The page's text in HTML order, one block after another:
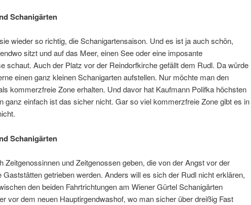
Schanigärten
wieder so richtig, die Schanigartensaison. Und es ist ja auch schön,
sitzt und auf das Meer, einen See oder eine imposante
schaut. Auch der Platz vor der Reindorfkirche gefällt dem Rudl. Da würde
einen ganz kleinen Schanigarten aufstellen. Nur möchte man den
kommerzfreie Zone erhalten. Und davor hat Kaufmann Polifka höchsten
ganz einfach ist das sicher nicht. Gar so viel kommerzfreie Zone gibt es in
Schanigärten
Zeitgenossinnen und Zeitgenossen geben, die von der Angst vor der
Gaststätten getrieben werden. Anders will es sich der Rudl nicht erklären,
den beiden Fahrtrichtungen am Wiener Gürtel Schanigärten
vor dem neuen Hauptirgendwashof, wo man sicher über dreißig Fast